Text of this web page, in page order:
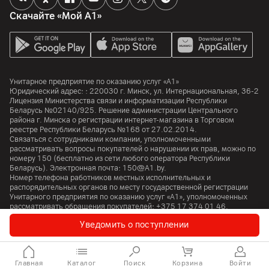
Уведомить о поступлении
MediaTek Helio G91-Ultra
Частота процессора
Аккумулятор
Емкость аккумулятора
5200мАч
Поддержка технологии быстрой зарядки
да
Особенности
Поддержка технологии быстрой зарядки: 45 Вт
SIM-карта
Количество SIM-карт
Скачайте «Мой А1»
Унитарное предприятие по оказанию услуг «А1»
Юридический адрес: : 220030 г. Минск, ул. Интернациональная, 36-2
Лицензия Министерства связи и информатизации Республики
Беларусь №02140/925. Решение администрации Центрального
района г. Минска о регистрации интернет-магазина в Торговом
реестре Республики Беларусь №168 от 27.02.2014.
Связаться с сотрудниками компании, уполномоченными
рассматривать вопросы покупателей о нарушении их прав, можно по
номеру 150 (бесплатно из сети любого оператора Республики
Беларусь). Электронная почта: 150@A1.by.
Номер телефона работников местных исполнительных и
распорядительных органов по месту государственной регистрации
Унитарного предприятия по оказанию услуг «А1», уполномоченных
рассматривать обращения покупателей: +375 17 374 01 46.
© 2026 Унитарное предприятие «А1». Все права защищены.
A1 Austria
A1 Croatia A1 Bulgaria A1 Macedonia A1 Slovenia
Главная Каталог Поиск Корзина Войти